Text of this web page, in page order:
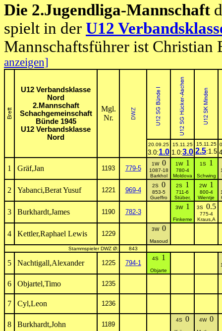
Die 2.Jugendliga-Mannschaft
spielt in der U12
Mannschaftsführer ist Christian
anzeigen]
U12 Verbandsklasse
Nord
2.Mannschaft
Schachgemeinschaft
Bünde 1945
U12 Verbandsklasse
Nord
Mgl.
Nr.
20.09.25
3.0:1.0
15.11.25
1.0:3.0
15.11.25
2.5:1.5
1 Gräf,Jan 1193 779-5
1W 0
1087-18
Barkhol
1W 1
780-4
Moldova
1S 1
Schwing
2 Yabanci,Berat Yusuf 1221 969-4
2S 0
853-5
Gueffro
2S 1
711-6
Stüber,
2W 1
800-4
Wientje
3 Burkhardt,James 1190 782-3
3W 1
Finkeme
3S 0.5
775-4
Kraus,A
4 Kettler,Raphael Lewis 1229
3W 0
Masoud
Stammspieler DWZ Ø:
843
5 Nachtigall,Alexander 1225 794-1
4S 1
Objarte
6 Objartel,Timo 1235
7 Cyl,Leon 1236
8 Burkhardt,John 1189
4S 0 4W 0